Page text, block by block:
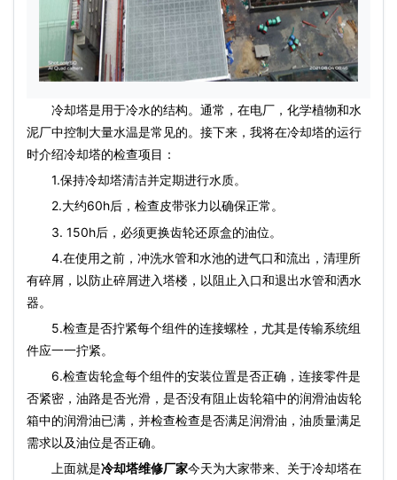
冷却塔是用于冷水的结构。通常，在电厂，化学植物和水
泥厂中控制大量水温是常见的。接下来，我将在冷却塔的运行
时介绍冷却塔的检查项目：
1.保持冷却塔清洁并定期进行水质。
2.大约60h后，检查皮带张力以确保正常。
3. 150h后，必须更换齿轮还原盒的油位。
4.在使用之前，冲洗水管和水池的进气口和流出，清理所
有碎屑，以防止碎屑进入塔楼，以阻止入口和退出水管和洒水
器。
5.检查是否拧紧每个组件的连接螺栓，尤其是传输系统组
件应一一拧紧。
6.检查齿轮盒每个组件的安装位置是否正确，连接零件是
否紧密，油路是否光滑，是否没有阻止齿轮箱中的润滑油齿轮
箱中的润滑油已满，并检查检查是否满足润滑油，油质量满足
需求以及油位是否正确。
上面就是冷却塔维修厂家今天为大家带来、关于冷却塔在